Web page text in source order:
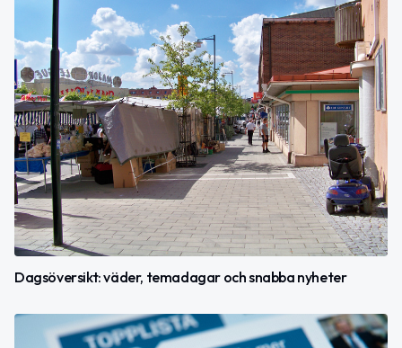
Dagsöversikt: väder, temadagar och snabba nyheter